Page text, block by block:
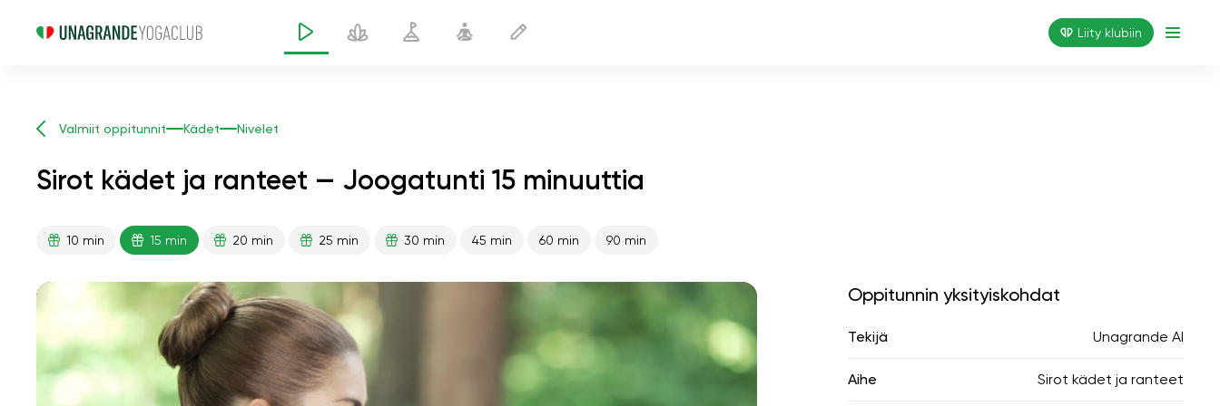
Liity klubiin
Valmiit oppitunnit Kädet Nivelet
Sirot kädet ja ranteet — Joogatunti 15 minuuttia
10 min 15 min 20 min 25 min 30 min 45 min 60 min 90 min
sielun lento 01:44
Oppitunnin yksityiskohdat
Tekijä Unagrande AI
Aihe Sirot kädet ja ranteet